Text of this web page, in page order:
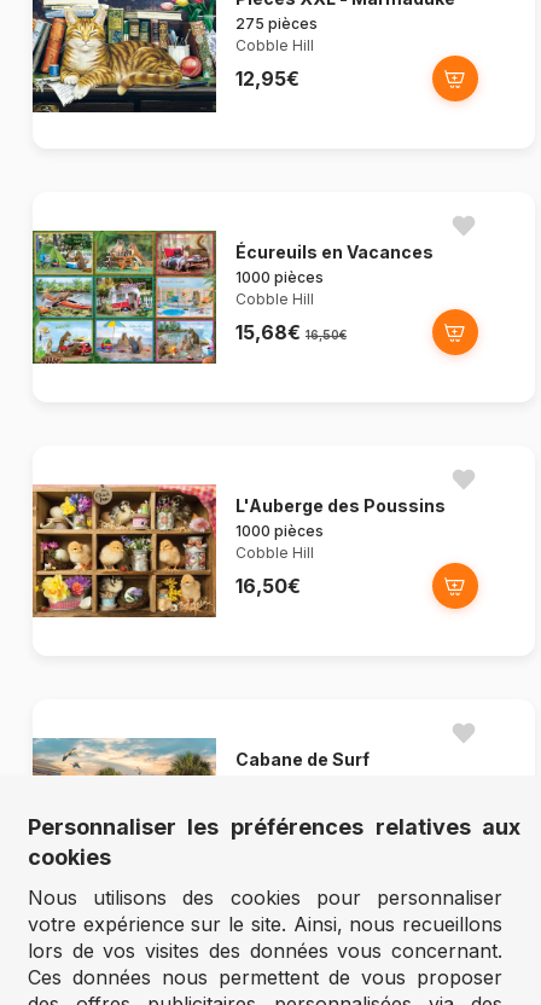
275 pièces
Cobble Hill
12,95€
Écureuils en Vacances
1000 pièces
Cobble Hill
15,68€ 16,50€
L'Auberge des Poussins
1000 pièces
Cobble Hill
16,50€
Cabane de Surf
15,68€
Personnaliser les préférences relatives aux
cookies
Nous utilisons des cookies pour personnaliser
votre expérience sur le site. Ainsi, nous recueillons
lors de vos visites des données vous concernant.
Ces données nous permettent de vous proposer